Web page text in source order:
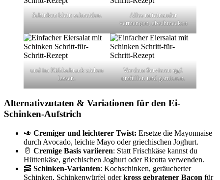
Schinken klein schneiden.
Alles miteinander
vermengen, abschmecken
und im Kühlschrank ziehen
lassen.
Vor dem Servieren ggf.
umfüllen und garnieren.
Alternativzutaten & Variationen für den Ei-
Schinken-Aufstrich
🥑 Cremiger und leichterer Twist: Ersetze die Mayonnaise
durch Avocado, leichte Mayo oder griechischen Joghurt.
🥛 Cremige Basis variieren: Statt Frischkäse kannst du
Hüttenkäse, griechischen Joghurt oder Ricotta verwenden.
🥓 Schinken-Varianten: Kochschinken, geräucherter
Schinken, Schinkenwürfel oderkross gebratener Bacon für